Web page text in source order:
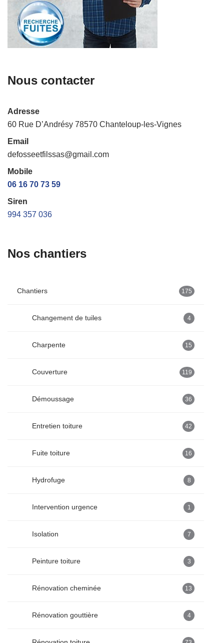
Nous contacter
Adresse
60 Rue D’Andrésy 78570 Chanteloup-les-Vignes
Email
defosseetfilssas@gmail.com
Mobile
06 16 70 73 59
Siren
994 357 036
Nos chantiers
Chantiers 175
Changement de tuiles 4
Charpente 15
Couverture 119
Démoussage 36
Entretien toiture 42
Fuite toiture 16
Hydrofuge 8
Intervention urgence 1
Isolation 7
Peinture toiture 3
Rénovation cheminée 13
Rénovation gouttière 4